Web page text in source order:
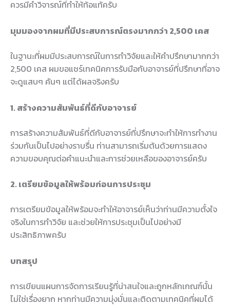
ควรมีคำวิจารณ์ที่ทำให้ท้อแท้ครับ
มุมมองจากผมที่มีประสบการณ์ตรงมากกว่า 2,500 เคส
ในฐานะที่ผมมีประสบการณ์ในการทำวิจัยและให้คำปรึกษามากกว่า
2,500 เคส ผมขอแชร์เทคนิคการรับมือกับอาจารย์ที่ปรึกษาที่อาจ
จะดูแสบๆ คันๆ แต่ได้ผลจริงครับ
1. สร้างความสัมพันธ์ที่ดีกับอาจารย์
การสร้างความสัมพันธ์ที่ดีกับอาจารย์ที่ปรึกษาจะทำให้การทำงาน
ร่วมกันเป็นไปอย่างราบรื่น ท่านสามารถเริ่มต้นด้วยการแสดง
ความขอบคุณต่อคำแนะนำและการช่วยเหลือของอาจารย์ครับ
2. เตรียมข้อมูลให้พร้อมก่อนการประชุม
การเตรียมข้อมูลให้พร้อมจะทำให้อาจารย์เห็นว่าท่านมีความตั้งใจ
จริงในการทำวิจัย และช่วยให้การประชุมเป็นไปอย่างมี
ประสิทธิภาพครับ
บทสรุป
การเขียนแผนการจัดการเรียนรู้ที่น่าสนใจและถูกหลักเกณฑ์นั้น
ไม่ใช่เรื่องยาก หากท่านมีความมุ่งมั่นและติดตามเทคนิคที่ผมได้